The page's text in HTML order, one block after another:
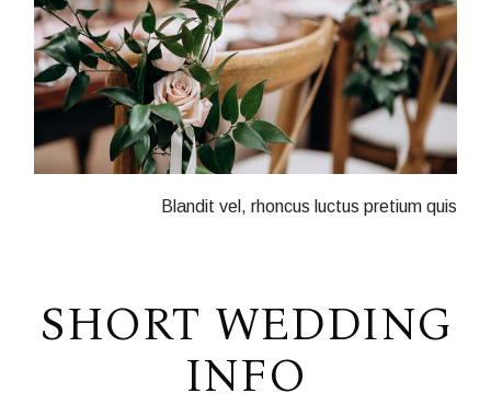
Blandit vel, rhoncus luctus pretium quis
SHORT WEDDING
INFO